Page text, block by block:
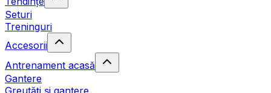
Seturi
Treninguri
Accesorii
Antrenament acasă
Gantere